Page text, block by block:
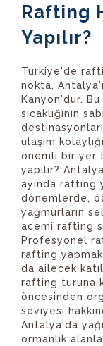
Rafting
Yapılır?
Türkiye'de
nokta,
Kanyon'dur.
sıcaklığının
ulaşım
önemli bir yer
yapılır?
ayında rafting
dönemlerde,
yağmurların
acemi rafting
Profesyonel
rafting
da ailecek
rafting turuna
öncesinden
seviyesi
Antalya'da
ormanlık